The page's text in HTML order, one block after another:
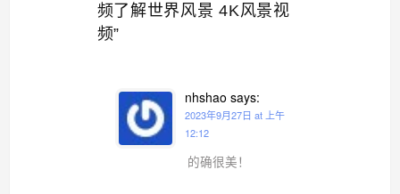
频了解世界风景 4K风景视
频”
nhshao says:
2023年9月27日 at 上午
12:12
的确很美！